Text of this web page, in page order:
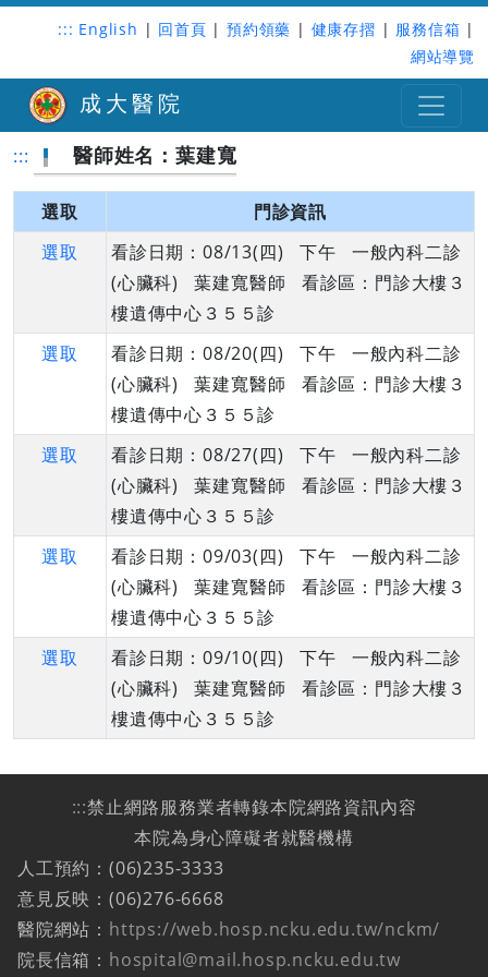
::: English | 回首頁 | 預約領藥 | 健康存摺 | 服務信箱 |
網站導覽
成大醫院
::: 醫師姓名：葉建寬
選取
門診資訊
選取
看診日期：08/13(四) 下午 一般內科二診
(心臟科) 葉建寬醫師 看診區：門診大樓３
樓遺傳中心３５５診
選取
看診日期：08/20(四) 下午 一般內科二診
(心臟科) 葉建寬醫師 看診區：門診大樓３
樓遺傳中心３５５診
選取
看診日期：08/27(四) 下午 一般內科二診
(心臟科) 葉建寬醫師 看診區：門診大樓３
樓遺傳中心３５５診
選取
看診日期：09/03(四) 下午 一般內科二診
(心臟科) 葉建寬醫師 看診區：門診大樓３
樓遺傳中心３５５診
選取
看診日期：09/10(四) 下午 一般內科二診
(心臟科) 葉建寬醫師 看診區：門診大樓３
樓遺傳中心３５５診
:::禁止網路服務業者轉錄本院網路資訊內容
本院為身心障礙者就醫機構
人工預約：(06)235-3333
意見反映：(06)276-6668
醫院網站： https://web.hosp.ncku.edu.tw/nckm/
院長信箱： hospital@mail.hosp.ncku.edu.tw